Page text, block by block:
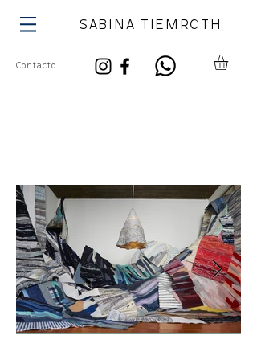
Contacto
SABINA TIEMROTH